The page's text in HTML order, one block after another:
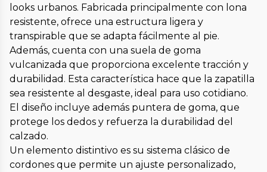
looks urbanos. Fabricada principalmente con lona
resistente, ofrece una estructura ligera y
transpirable que se adapta fácilmente al pie.
Además, cuenta con una suela de goma
vulcanizada que proporciona excelente tracción y
durabilidad. Esta característica hace que la zapatilla
sea resistente al desgaste, ideal para uso cotidiano.
El diseño incluye además puntera de goma, que
protege los dedos y refuerza la durabilidad del
calzado.
Un elemento distintivo es su sistema clásico de
cordones que permite un ajuste personalizado,